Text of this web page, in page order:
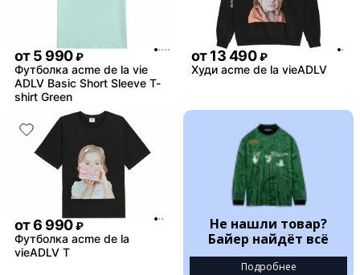
от5 990 ₽
Футболка acme de la vie
ADLV Basic Short Sleeve T-
shirt Green
от13 490 ₽
Худи acme de la vieADLV
от6 990 ₽
Футболка acme de la
vieADLV T
Не нашли товар?
Байер найдёт всё
Подробнее